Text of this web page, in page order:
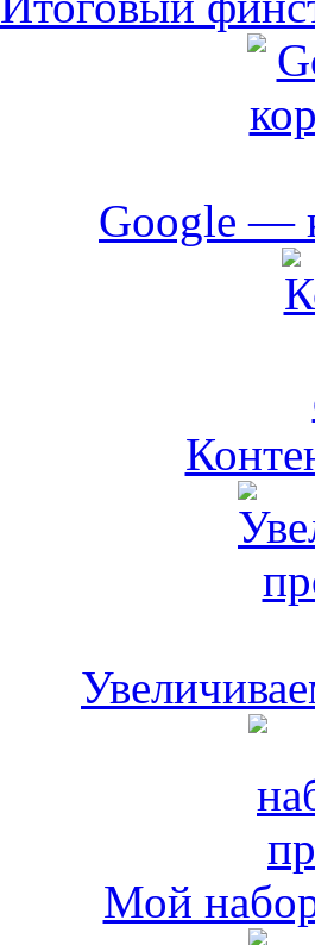
Google —
Мой